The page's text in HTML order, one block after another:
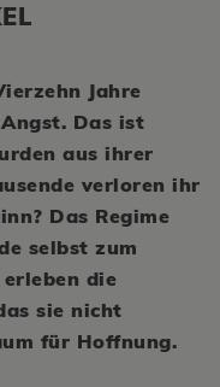
Jahre
Das ist
aus ihrer
verloren ihr
Das Regime
selbst zum
die
sie nicht
für Hoffnung.